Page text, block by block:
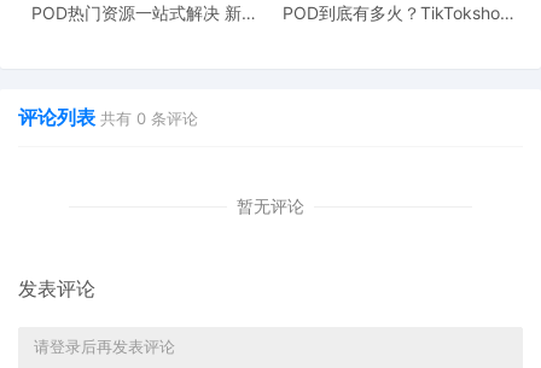
POD热门资源一站式解决 新手
POD到底有多火？TikTokshop
评论列表 共有 0 条评论
暂无评论
发表评论